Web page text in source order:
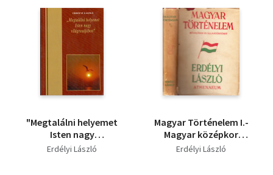
"Megtalálni helyemet
Isten nagy
világrendjében" -
Erdélyi László
Magyar Történelem I.-
Magyar középkor
/Művelődés- és
Erdélyi László